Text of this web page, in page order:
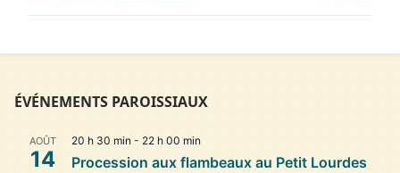
ÉVÉNEMENTS PAROISSIAUX
AOÛT
14
20 h 30 min - 22 h 00 min
Procession aux flambeaux au Petit Lourdes